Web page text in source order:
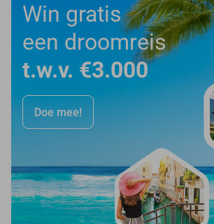
Win gratis
een droomreis
t.w.v. €3.000
Doe mee!